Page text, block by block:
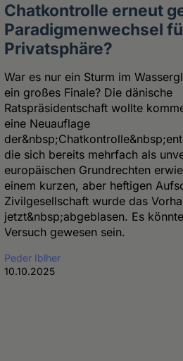
Chatkontrolle erneut
Paradigmenwechsel
Privatsphäre?
War es nur ein Sturm im
ein großes Finale? Die dänische
Ratspräsidentschaft wollte
eine Neuauflage
die sich bereits mehrfach als
europäischen Grundrechten
einem kurzen, aber heftigen
Zivilgesellschaft wurde das
jetzt&nbsp;abgeblasen. Es
Versuch gewesen sein.
Peder Iblher
10.10.2025